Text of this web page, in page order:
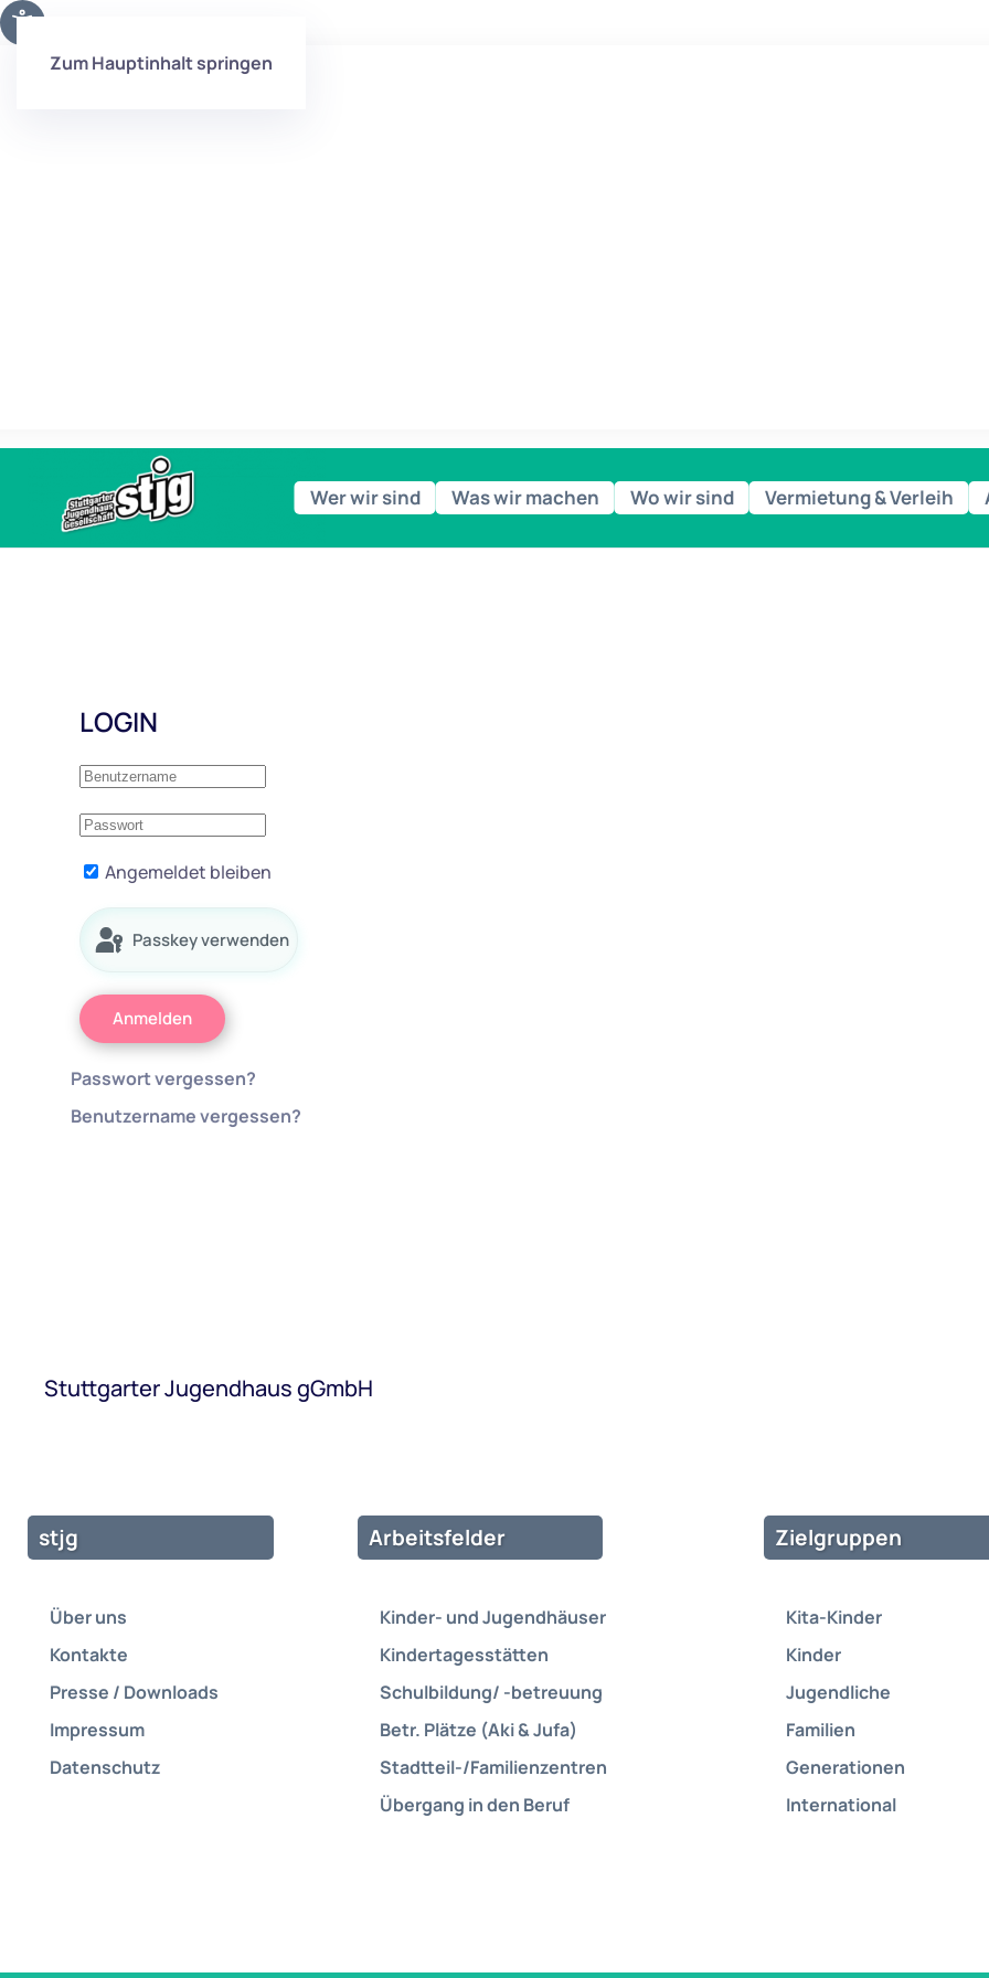
Zum Hauptinhalt springen
Wer wir sind Was wir machen Wo wir sind Vermietung & Verleih
LOGIN
Angemeldet bleiben
Passkey verwenden
Anmelden
Passwort vergessen?
Benutzername vergessen?
Stuttgarter Jugendhaus gGmbH
stjg
Über uns
Kontakte
Presse / Downloads
Impressum
Datenschutz
Arbeitsfelder
Kinder- und Jugendhäuser
Kindertagesstätten
Schulbildung/ -betreuung
Betr. Plätze (Aki & Jufa)
Stadtteil-/Familienzentren
Übergang in den Beruf
Zielgruppen
Kita-Kinder
Kinder
Jugendliche
Familien
Generationen
International